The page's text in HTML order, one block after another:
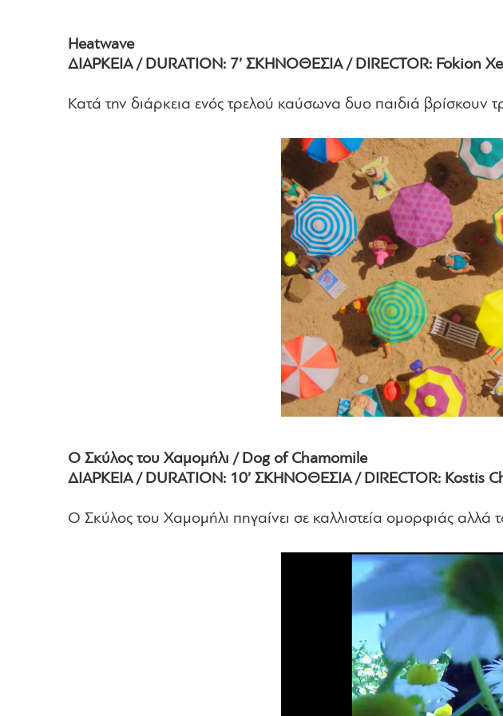
Heatwave
ΔΙΑΡΚΕΙΑ / DURATION: 7’ ΣΚΗΝΟΘΕΣΙΑ / DIRECTOR: Fokion
Κατά την διάρκεια ενός τρελού καύσωνα δυο παιδιά βρίσκουν
Ο Σκύλος του Χαμομήλι / Dog of Chamomile
ΔΙΑΡΚΕΙΑ / DURATION: 10’ ΣΚΗΝΟΘΕΣΙΑ / DIRECTOR: Kostis
Ο Σκύλος του Χαμομήλι πηγαίνει σε καλλιστεία ομορφιάς